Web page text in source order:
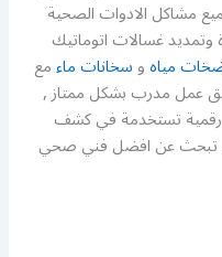
مشاكل الادوات الصحية
وتمديد غسالات اتوماتيك
مياهوسخانات ماءمع
عمل مدرب بشكل ممتاز ,
رقمية تستخدمة في كشف
تبحث عن افضل فني صحي